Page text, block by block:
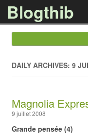
Blogthib
DAILY ARCHIVES: 9
Magnolia
9 juillet 2008
Grande pensée (4)